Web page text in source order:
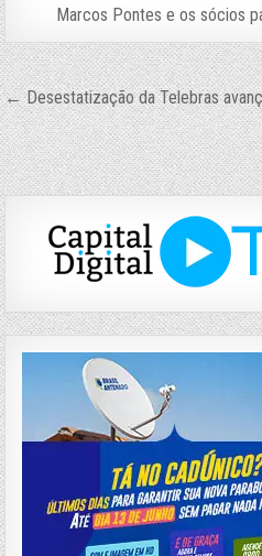
Marcos Pontes e os sócios
Navegação
de
Post
← Desestatização da Telebras